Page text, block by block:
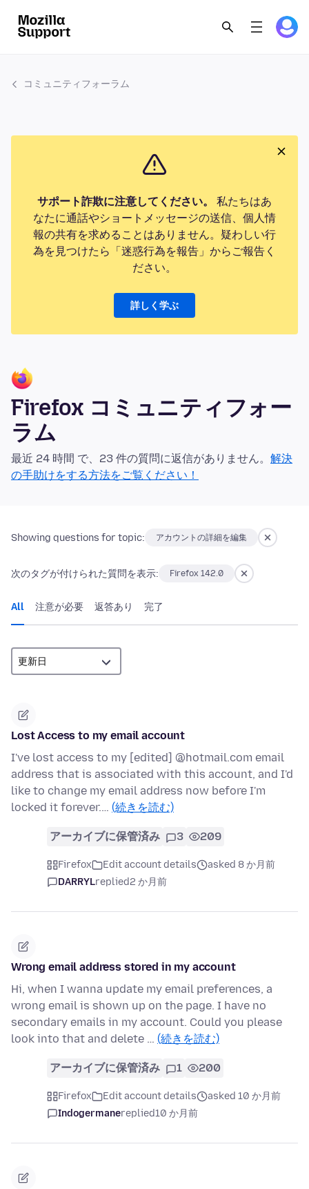
コミュニティフォーラム
サポート詐欺に注意してください。
私たちはあ
なたに通話やショートメッセージの送信、個人情
報の共有を求めることはありません。疑わしい行
為を見つけたら「迷惑行為を報告」からご報告く
ださい。
詳しく学ぶ
Firefox コミュニティフォー
ラム
最近 24 時間 で、23 件の質問に返信がありません。 解決
の手助けをする方法をご覧ください！
Showing questions for topic: アカウントの詳細を編集
次のタグが付けられた質問を表示: Firefox 142.0
All 注意が必要 返答あり 完了
Lost Access to my email account
I've lost access to my [edited] @hotmail.com email
address that is associated with this account, and I'd
like to change my email address now before I'm
locked it forever.… (続きを読む)
アーカイブに保管済み 3 209
Firefox Edit account details
asked 8 か月前
DARRYLreplied2 か月前
Wrong email address stored in my account
Hi, when I wanna update my email preferences, a
wrong email is shown up on the page. I have no
secondary emails in my account. Could you please
look into that and delete … (続きを読む)
アーカイブに保管済み 1 200
Firefox Edit account details
asked 10 か月前
Indogermanereplied10 か月前